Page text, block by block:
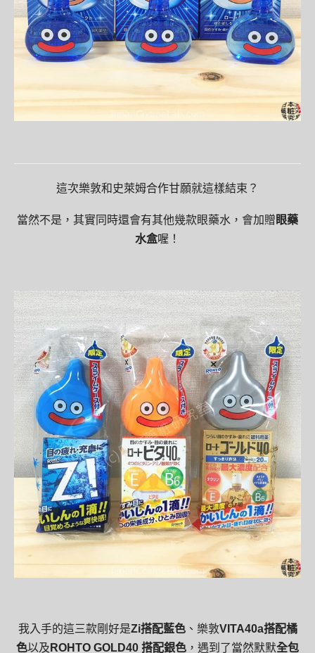
這次樂敦和史萊姆合作甘願就這樣結束？
當然不是，其實同時還會有其他幾款眼藥水，會加贈 眼藥
水盒喔！
我入手的這三款剛好是Zi搭配藍色、樂敦VITA40a搭配橘
色以及 ROHTO GOLD40 搭配銀色 ，遇到了當然默默全包